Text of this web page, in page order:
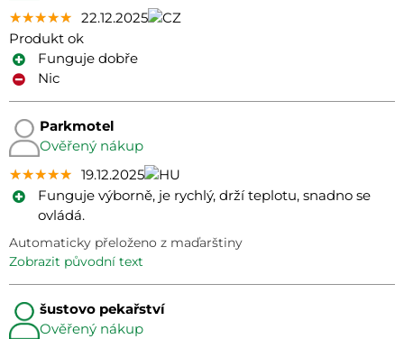
★★★★★
★★★★★
★★★★★ 22.12.2025
Produkt ok
Funguje dobře
Nic
Parkmotel
Ověřený nákup
★★★★★
★★★★★
★★★★★ 19.12.2025
Funguje výborně, je rychlý, drží teplotu, snadno se
ovládá.
Automaticky přeloženo z maďarštiny
zobrazit původní text
šustovo pekařství
Ověřený nákup